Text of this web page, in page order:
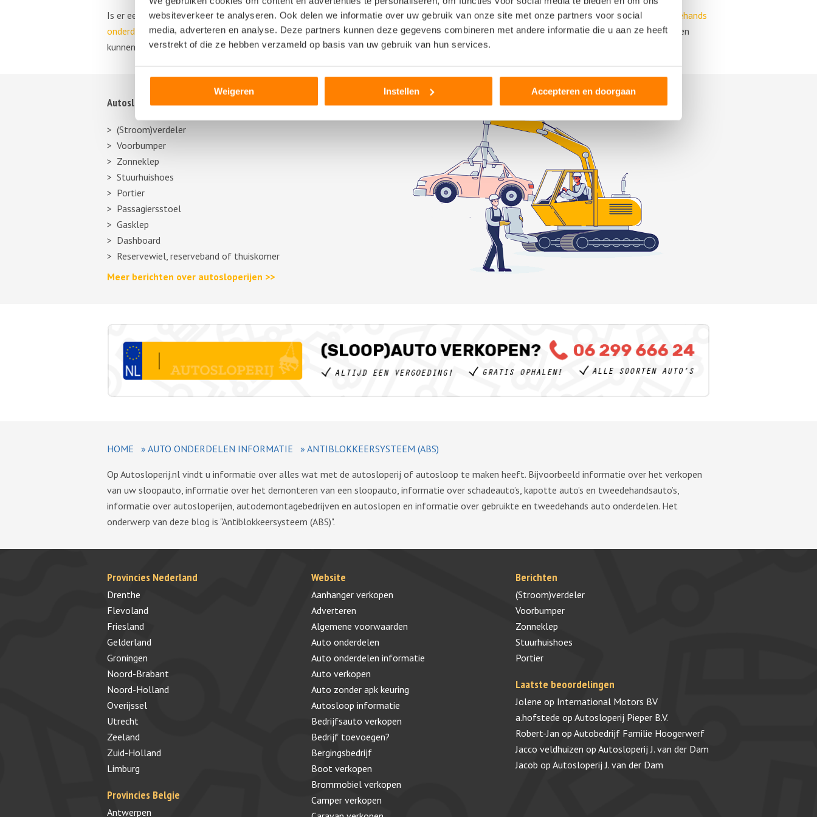
websiteverkeer te analyseren. Ook delen we informatie over uw gebruik van onze site met onze partners voor social
media, adverteren en analyse. Deze partners kunnen deze gegevens combineren met andere informatie die u aan ze heeft
verstrekt of die ze hebben verzameld op basis van uw gebruik van hun services.
Weigeren Instellen Accepteren en doorgaan
Is er een onderdeel van het ABS van je auto kapot of moet het hele systeem vervangen worden? Dan kun je geld besparen door voor
tweedehands
onderdelente kiezen. Bij een sloperij komensloop– enschadeauto’sbinnen waarvan het ABS-systeem nog goed functioneert. Deze onderdelen
kunnen worden hergebruikt in jouw auto.
Autosloperij informatie
(Stroom)verdeler
Voorbumper
Zonneklep
Stuurhuishoes
Portier
Passagiersstoel
Gasklep
Dashboard
Reservewiel, reserveband of thuiskomer
Meer berichten over autosloperijen >>
HOME » AUTO ONDERDELEN INFORMATIE » ANTIBLOKKEERSYSTEEM (ABS)
Op Autosloperij.nl vindt u informatie over alles wat met de autosloperij of autosloop te maken heeft. Bijvoorbeeld informatie over het verkopen
van uw sloopauto, informatie over het demonteren van een sloopauto, informatie over schadeauto’s, kapotte auto’s en tweedehandsauto’s,
informatie over autosloperijen, autodemontagebedrijven en autoslopen en informatie over gebruikte en tweedehands auto onderdelen. Het
onderwerp van deze blog is "Antiblokkeersysteem (ABS)".
Provincies Nederland
Drenthe
Flevoland
Friesland
Gelderland
Groningen
Noord-Brabant
Noord-Holland
Overijssel
Utrecht
Zeeland
Zuid-Holland
Limburg
Provincies Belgie
Antwerpen
Website
Aanhanger verkopen
Adverteren
Algemene voorwaarden
Auto onderdelen
Auto onderdelen informatie
Auto verkopen
Auto zonder apk keuring
Autosloop informatie
Bedrijfsauto verkopen
Bedrijf toevoegen?
Bergingsbedrijf
Boot verkopen
Brommobiel verkopen
Camper verkopen
Berichten
(Stroom)verdeler
Voorbumper
Zonneklep
Stuurhuishoes
Portier
Laatste beoordelingen
Jolene op International Motors BV
a.hofstede op Autosloperij Pieper B.V.
Robert-Jan op Autobedrijf Familie Hoogerwerf
Jacco veldhuizen op Autosloperij J. van der Dam
Jacob op Autosloperij J. van der Dam